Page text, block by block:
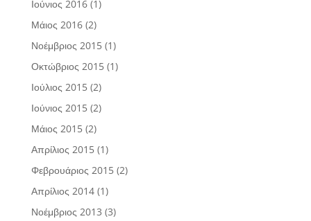
Ιούνιος 2016(1)
Μάιος 2016(2)
Νοέμβριος 2015(1)
Οκτώβριος 2015(1)
Ιούλιος 2015(2)
Ιούνιος 2015(2)
Μάιος 2015(2)
Απρίλιος 2015(1)
Φεβρουάριος 2015(2)
Απρίλιος 2014(1)
Νοέμβριος 2013 (3)